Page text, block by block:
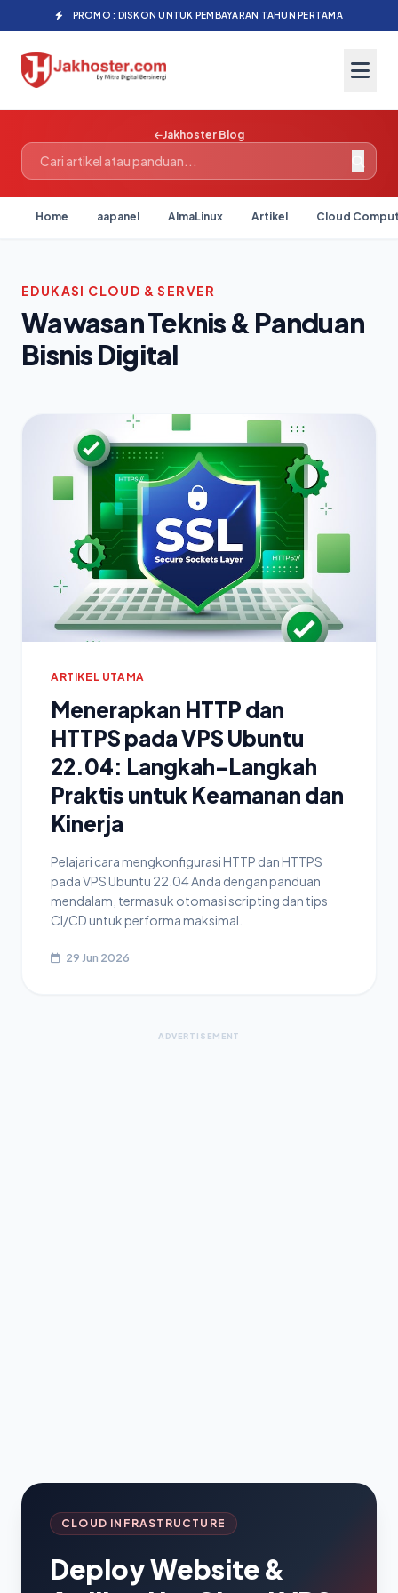
PROMO : DISKON UNTUK PEMBAYARAN TAHUN PERTAMA
Jakhoster Blog
Home aapanel AlmaLinux Artikel Cloud
EDUKASI CLOUD & SERVER
Wawasan Teknis & Panduan
Bisnis Digital
ARTIKEL UTAMA
Menerapkan HTTP dan
HTTPS pada VPS Ubuntu
22.04: Langkah-Langkah
Praktis untuk Keamanan dan
Kinerja
Pelajari cara mengkonfigurasi HTTP dan HTTPS
pada VPS Ubuntu 22.04 Anda dengan panduan
mendalam, termasuk otomasi scripting dan tips
CI/CD untuk performa maksimal.
29 Jun 2026
ADVERTISEMENT
CLOUD INFRASTRUCTURE
Deploy Website &